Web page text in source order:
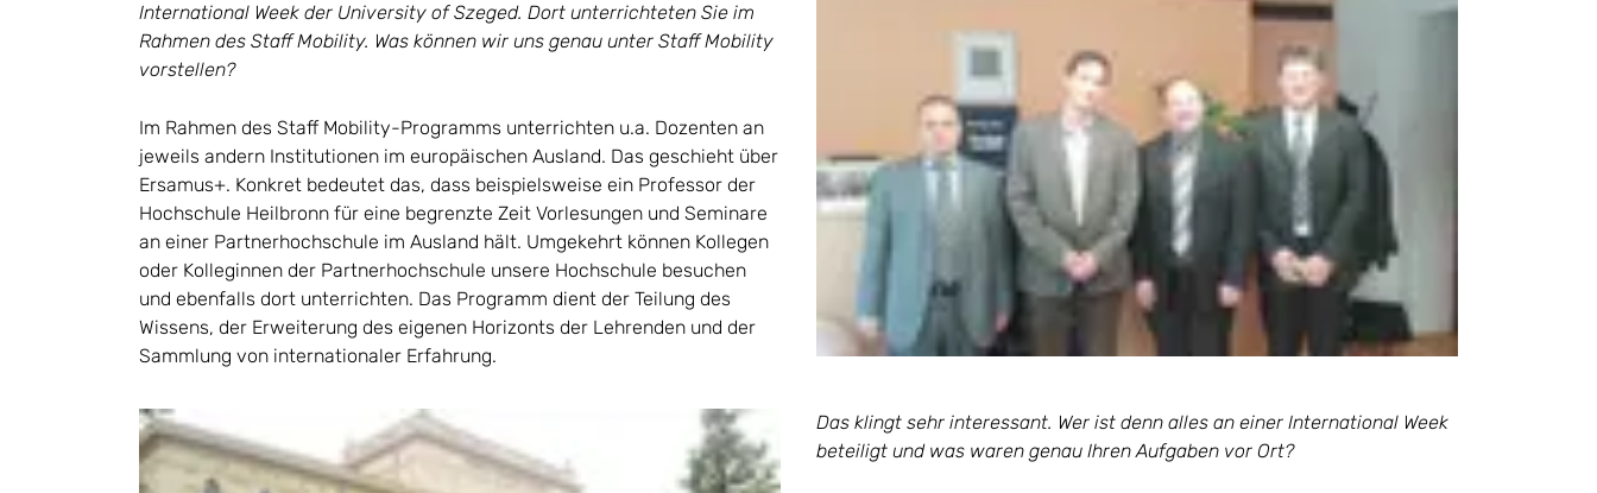
International Week der University of Szeged. Dort unterrichteten Sie im
Rahmen des Staff Mobility. Was können wir uns genau unter Staff Mobility
vorstellen?
Im Rahmen des Staff Mobility-Programms unterrichten u.a. Dozenten an
jeweils andern Institutionen im europäischen Ausland. Das geschieht über
Ersamus+. Konkret bedeutet das, dass beispielsweise ein Professor der
Hochschule Heilbronn für eine begrenzte Zeit Vorlesungen und Seminare
an einer Partnerhochschule im Ausland hält. Umgekehrt können Kollegen
oder Kolleginnen der Partnerhochschule unsere Hochschule besuchen
und ebenfalls dort unterrichten. Das Programm dient der Teilung des
Wissens, der Erweiterung des eigenen Horizonts der Lehrenden und der
Sammlung von internationaler Erfahrung.
Das klingt sehr interessant. Wer ist denn alles an einer International Week
beteiligt und was waren genau Ihren Aufgaben vor Ort?